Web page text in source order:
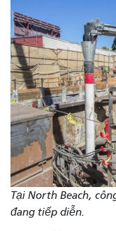
Tại North Beach,
đang tiếp diễn.